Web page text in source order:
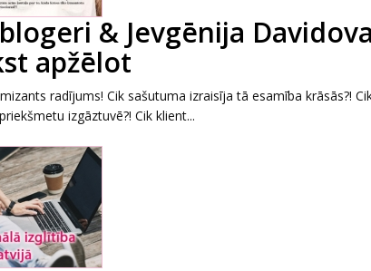
& Jevgēnija
apžēlot
radījums! Cik sašutuma izraisīja tā esamība krāsās?!
izgāztuvē?! Cik klient...